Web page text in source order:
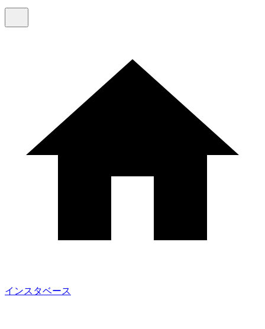
インスタベース